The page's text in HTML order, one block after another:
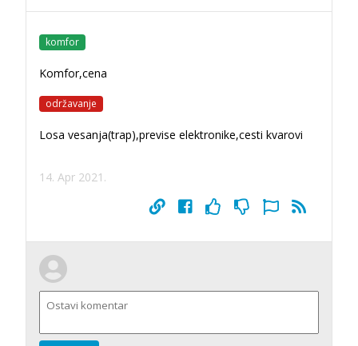
komfor
Komfor,cena
održavanje
Losa vesanja(trap),previse elektronike,cesti kvarovi
14. Apr 2021.